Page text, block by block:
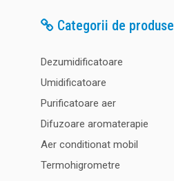
Categorii de produse
Dezumidificatoare
Umidificatoare
Purificatoare aer
Difuzoare aromaterapie
Aer conditionat mobil
Termohigrometre